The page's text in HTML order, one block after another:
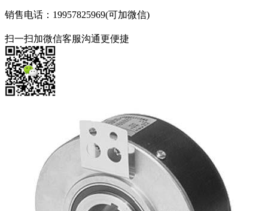
销售电话：19957825969(可加微信)
扫一扫加微信客服沟通更便捷